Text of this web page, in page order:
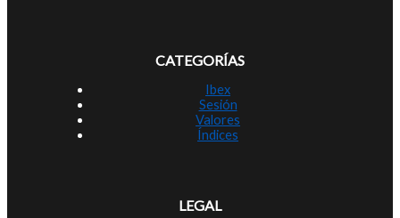
CATEGORÍAS
Ibex
Sesión
Valores
Índices
LEGAL